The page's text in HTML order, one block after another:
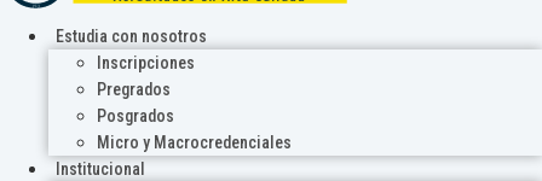
Estudia con nosotros
Inscripciones
Pregrados
Posgrados
Micro y Macrocredenciales
Institucional